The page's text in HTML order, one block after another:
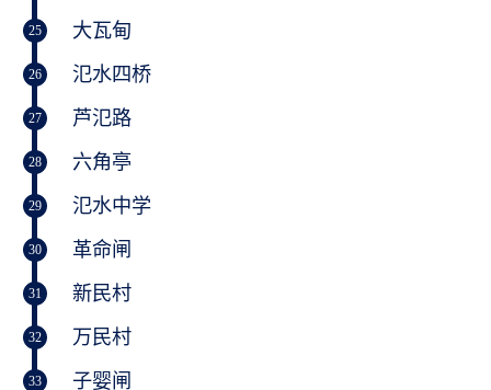
25 大瓦甸
26 氾水四桥
27 芦氾路
28 六角亭
29 氾水中学
30 革命闸
31 新民村
32 万民村
33 子婴闸